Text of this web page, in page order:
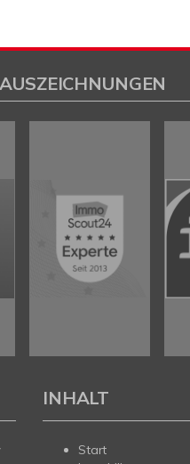
INHALT
Start